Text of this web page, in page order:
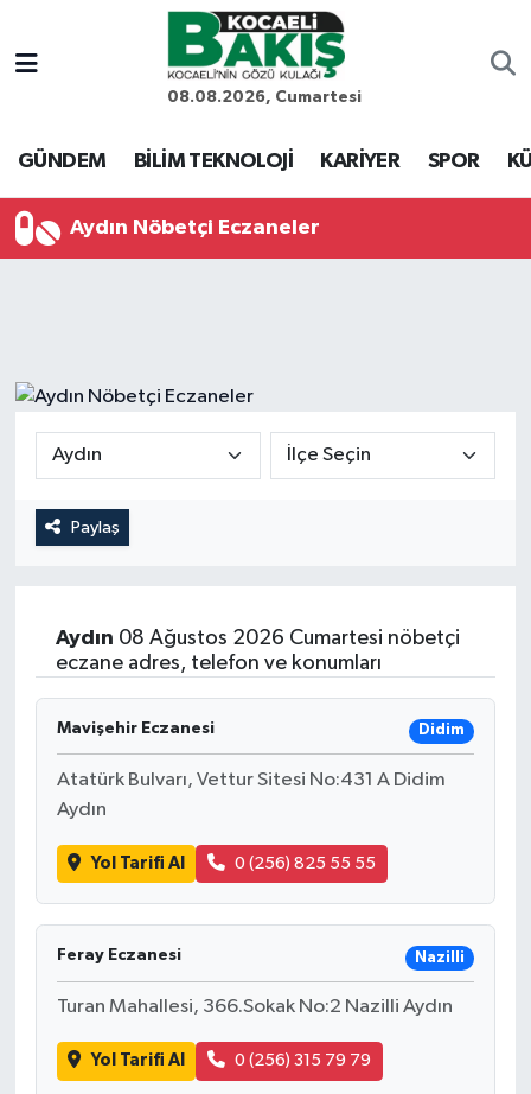
08.08.2026, Cumartesi
GÜNDEM BİLİM TEKNOLOJİ KARİYER SPOR
Aydın Nöbetçi Eczaneler
Paylaş
Aydın 08 Ağustos 2026 Cumartesi nöbetçi
eczane adres, telefon ve konumları
Mavişehir Eczanesi Didim
Atatürk Bulvarı, Vettur Sitesi No:431 A Didim
Aydın
Yol Tarifi Al 0 (256) 825 55 55
Feray Eczanesi Nazilli
Turan Mahallesi, 366.Sokak No:2 Nazilli Aydın
Yol Tarifi Al 0 (256) 315 79 79
Kocaeli Nöbetçi Eczaneler
Kocaeli Hava Durumu
Son Dakika Haberleri
Haber Arşivi